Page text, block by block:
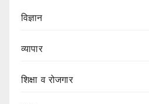
विज्ञान
व्यापार
शिक्षा व रोजगार